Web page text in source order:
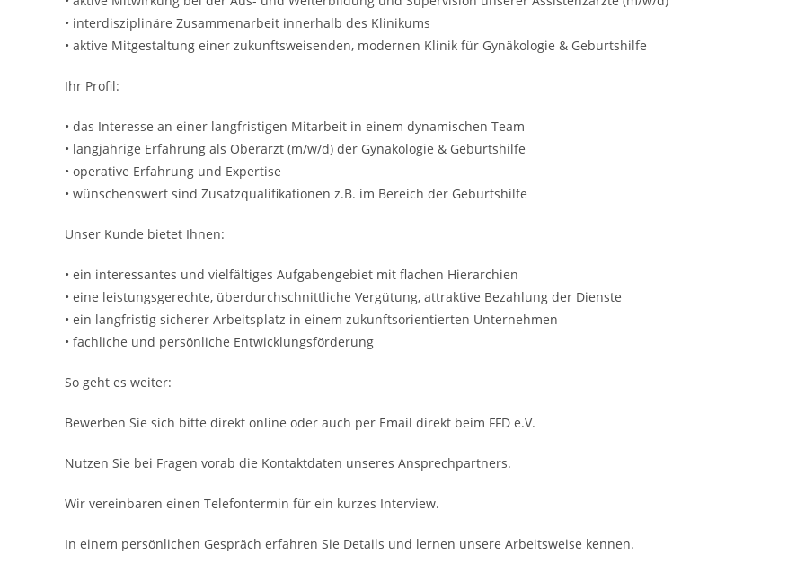
• interdisziplinäre Zusammenarbeit innerhalb des Klinikums
• aktive Mitgestaltung einer zukunftsweisenden, modernen Klinik für Gynäkologie & Geburtshilfe
Ihr Profil:
• das Interesse an einer langfristigen Mitarbeit in einem dynamischen Team
• langjährige Erfahrung als Oberarzt (m/w/d) der Gynäkologie & Geburtshilfe
• operative Erfahrung und Expertise
• wünschenswert sind Zusatzqualifikationen z.B. im Bereich der Geburtshilfe
Unser Kunde bietet Ihnen:
• ein interessantes und vielfältiges Aufgabengebiet mit flachen Hierarchien
• eine leistungsgerechte, überdurchschnittliche Vergütung, attraktive Bezahlung der Dienste
• ein langfristig sicherer Arbeitsplatz in einem zukunftsorientierten Unternehmen
• fachliche und persönliche Entwicklungsförderung
So geht es weiter:
Bewerben Sie sich bitte direkt online oder auch per Email direkt beim FFD e.V.
Nutzen Sie bei Fragen vorab die Kontaktdaten unseres Ansprechpartners.
Wir vereinbaren einen Telefontermin für ein kurzes Interview.
In einem persönlichen Gespräch erfahren Sie Details und lernen unsere Arbeitsweise kennen.